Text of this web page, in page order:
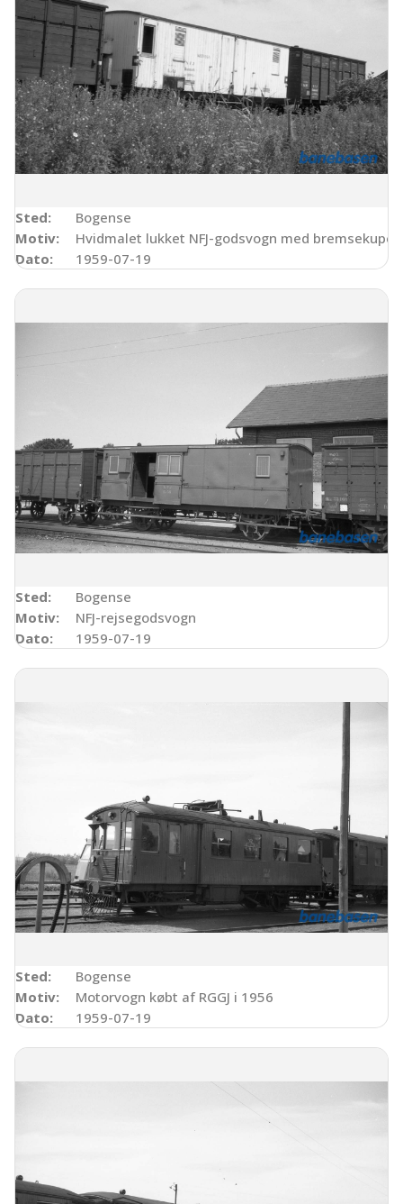
Sted:
Bogense
Motiv:
Hvidmalet lukket NFJ-godsvogn med bremsekupé
Dato:
1959-07-19
Sted:
Bogense
Motiv:
NFJ-rejsegodsvogn
Dato:
1959-07-19
Sted:
Bogense
Motiv:
Motorvogn købt af RGGJ i 1956
Dato:
1959-07-19